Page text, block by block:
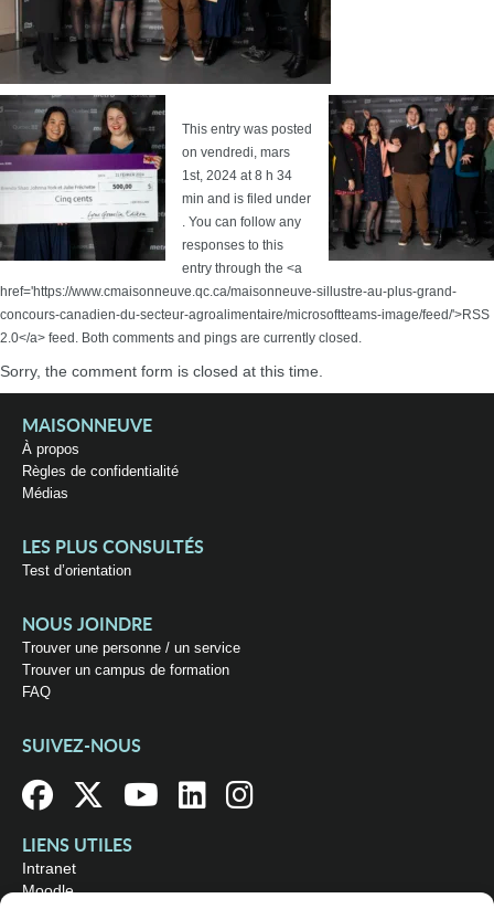
This entry was posted
on vendredi, mars
1st, 2024 at 8 h 34
min and is filed under
. You can follow any
responses to this
entry through the <a
href='https://www.cmaisonneuve.qc.ca/maisonneuve-sillustre-au-plus-grand-
concours-canadien-du-secteur-agroalimentaire/microsoftteams-image/feed/'>RSS
2.0</a> feed. Both comments and pings are currently closed.
Sorry, the comment form is closed at this time.
MAISONNEUVE
À propos
Règles de confidentialité
Médias
LES PLUS CONSULTÉS
Test d’orientation
NOUS JOINDRE
Trouver une personne / un service
Trouver un campus de formation
FAQ
SUIVEZ-NOUS
LIENS UTILES
Intranet
Moodle